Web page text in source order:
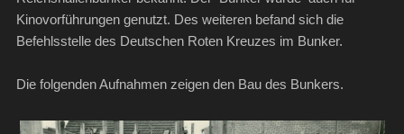
Kinovorführungen genutzt. Des weiteren befand sich die
Befehlsstelle des Deutschen Roten Kreuzes im Bunker.
Die folgenden Aufnahmen zeigen den Bau des Bunkers.